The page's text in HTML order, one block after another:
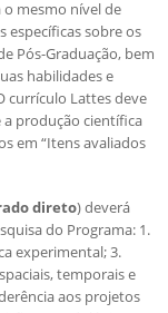
o mesmo nível de
específicas sobre os
Pós-Graduação, bem
habilidades e
currículo Lattes deve
a produção científica
em “Itens avaliados
direto) deverá
do Programa: 1.
experimental; 3.
temporais e
aos projetos